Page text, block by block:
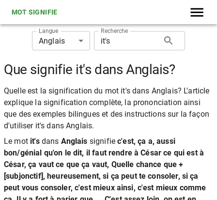
MOT SIGNIFIE
Langue
Anglais
Recherche
Que signifie it's dans Anglais?
Quelle est la signification du mot it's dans Anglais? L'article
explique la signification complète, la prononciation ainsi
que des exemples bilingues et des instructions sur la façon
d'utiliser it's dans Anglais.
Le mot it'sdans Anglais signifiec'est, ça a, aussi
bon/génial qu'on le dit, il faut rendre à César ce qui est à
César, ça vaut ce que ça vaut, Quelle chance que +
[subjonctif], heureusement, si ça peut te consoler, si ça
peut vous consoler, c'est mieux ainsi, c'est mieux comme